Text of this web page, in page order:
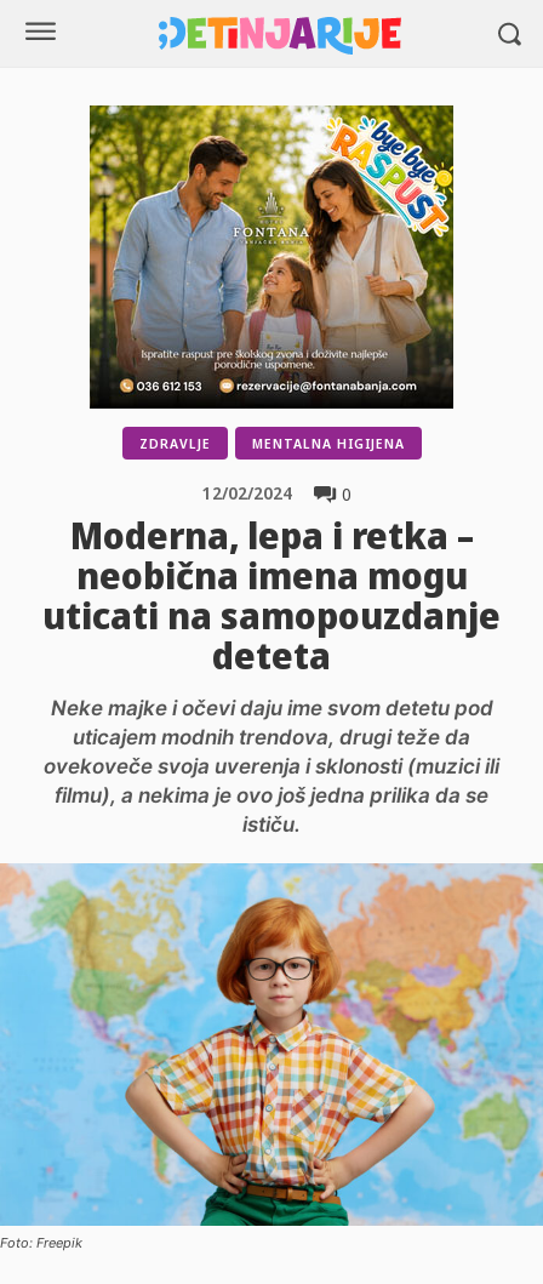
ZDRAVLJE MENTALNA HIGIJENA
0
12/02/2024
Moderna, lepa i retka –
neobična imena mogu
uticati na samopouzdanje
deteta
Neke majke i očevi daju ime svom detetu pod
uticajem modnih trendova, drugi teže da
ovekoveče svoja uverenja i sklonosti (muzici ili
filmu), a nekima je ovo još jedna prilika da se
ističu.
Foto: Freepik